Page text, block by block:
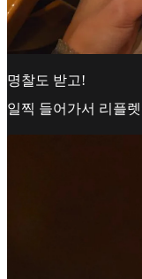
명찰도 받고!
일찍 들어가서 리플